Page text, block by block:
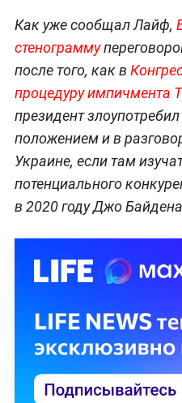
Как уже сообщал Лайф,
стенограмму
после того, как в
процедуру импичмента
президент
положением и в
Украине, если там
потенциального
в 2020 году Джо